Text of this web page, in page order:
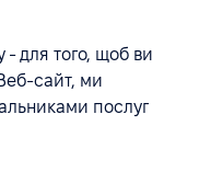
- для того, щоб ви
сайт, ми
послуг